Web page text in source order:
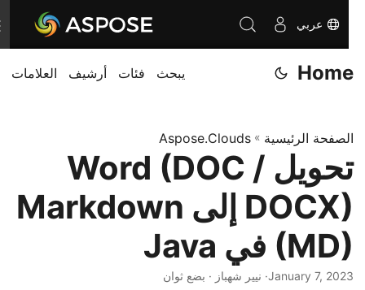
عربي
Home يبحث فئات أرشيف العلامات
الصفحة الرئيسية»
Aspose.Clouds
تحويل Word (DOC /
DOCX) إلى Markdown
(MD) في Java
January 7, 2023· نيير شهباز · بضع ثوان